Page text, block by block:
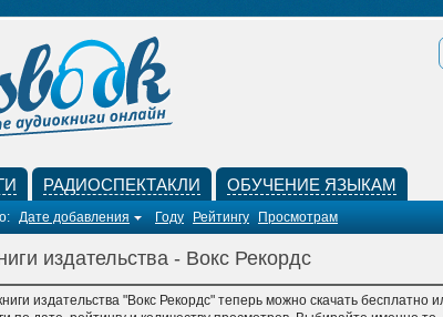
РАДИОСПЕКТАКЛИ ОБУЧЕНИЕ ЯЗЫКАМ
Дате добавления Году Рейтингу Просмотрам
издательства - Вокс Рекордс
издательства "Вокс Рекордс" теперь можно скачать